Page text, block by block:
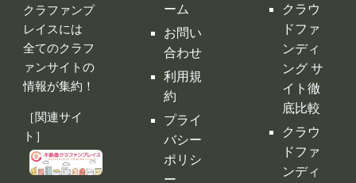
クラファンプ
レイスには
全てのクラフ
ァンサイトの
情報が集約！
［関連サイ
ト］
ーム
お問い
合わせ
利用規
約
プライ
バシー
ポリシ
ー
クラウ
ドファ
ンディ
ング サ
イト徹
底比較
クラウ
ドファ
ンディ